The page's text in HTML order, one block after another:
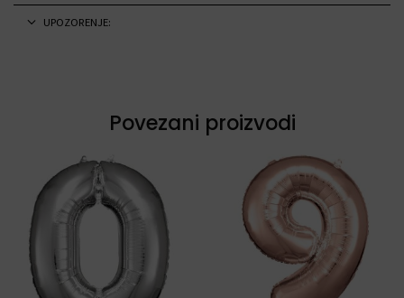
UPOZORENJE:
Povezani proizvodi